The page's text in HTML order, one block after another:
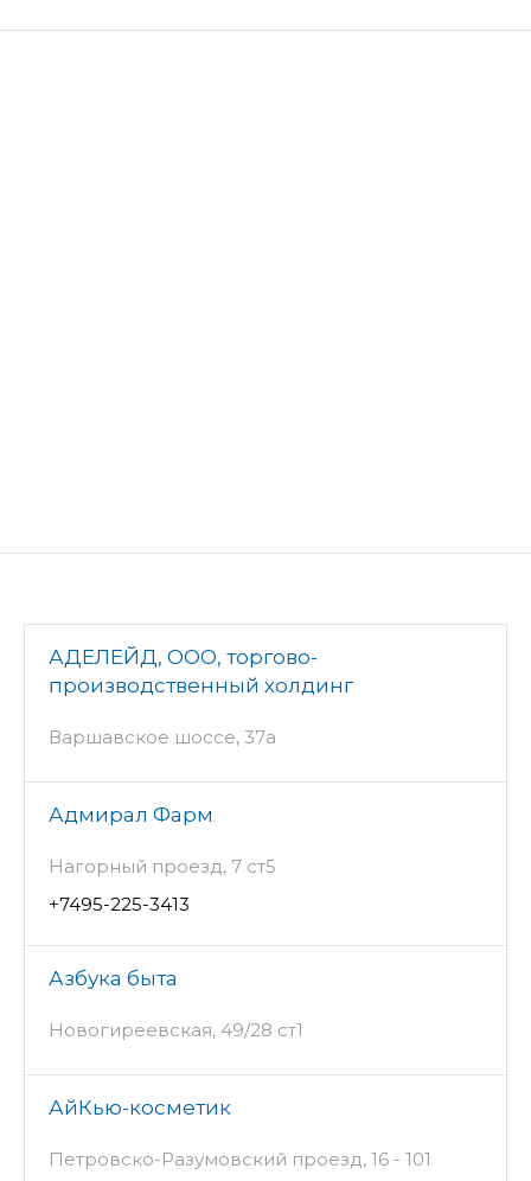
АДЕЛЕЙД, ООО, торгово-
производственный холдинг
Варшавское шоссе, 37а
Адмирал Фарм
Нагорный проезд, 7 ст5
+7495-225-3413
Азбука быта
Новогиреевская, 49/28 ст1
АйКью-косметик
Петровско-Разумовский проезд, 16 - 101